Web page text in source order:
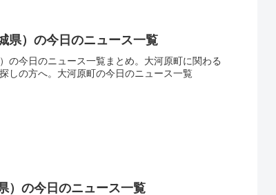
県）の今日のニュース一覧
の今日のニュース一覧まとめ。大河原町に関わる
しの方へ。大河原町の今日のニュース一覧
）の今日のニュース一覧